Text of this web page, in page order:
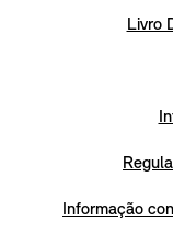
Livro
Informação